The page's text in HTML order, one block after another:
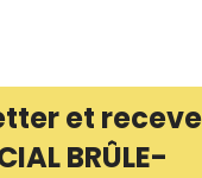
et
BRÛLE-